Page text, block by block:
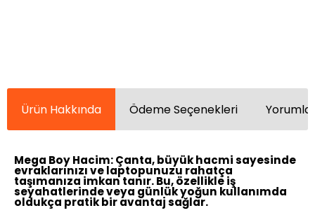
Ürün Hakkında Ödeme Seçenekleri
Mega Boy Hacim:Çanta, büyük hacmi sayesinde
evraklarınızı ve laptopunuzu rahatça
taşımanıza imkan tanır. Bu, özellikle iş
seyahatlerinde veya günlük yoğun kullanımda
oldukça pratik bir avantaj sağlar.